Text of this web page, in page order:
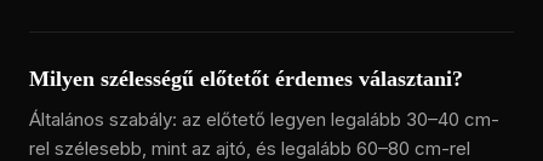
Milyen szélességű előtetőt érdemes választani?
Általános szabály: az előtető legyen legalább 30–40 cm-
rel szélesebb, mint az ajtó, és legalább 60–80 cm-rel